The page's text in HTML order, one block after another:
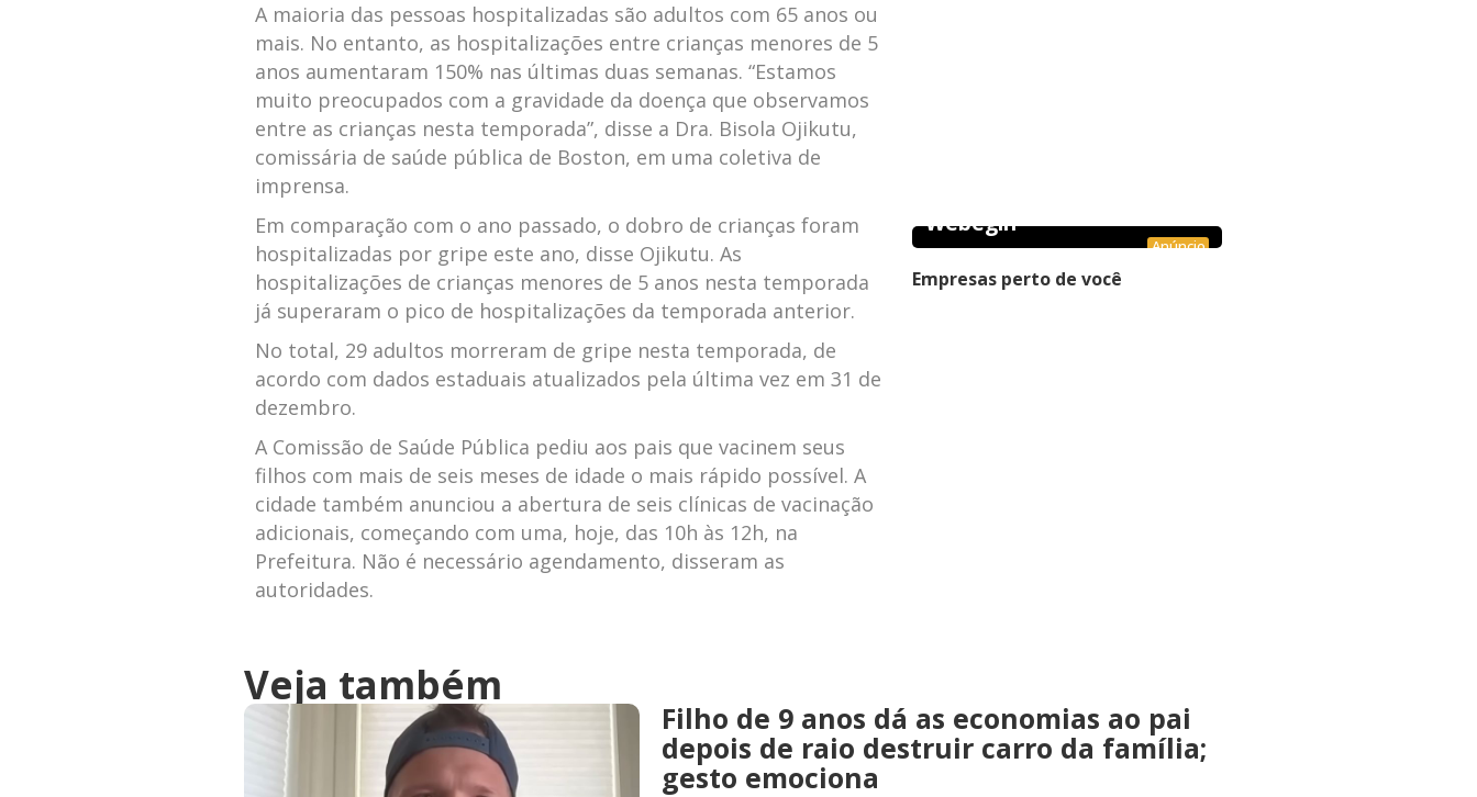
A maioria das pessoas hospitalizadas são adultos com 65 anos ou
mais. No entanto, as hospitalizações entre crianças menores de 5
anos aumentaram 150% nas últimas duas semanas. “Estamos
muito preocupados com a gravidade da doença que observamos
entre as crianças nesta temporada”, disse a Dra. Bisola Ojikutu,
comissária de saúde pública de Boston, em uma coletiva de
imprensa.
Em comparação com o ano passado, o dobro de crianças foram
hospitalizadas por gripe este ano, disse Ojikutu. As
hospitalizações de crianças menores de 5 anos nesta temporada
já superaram o pico de hospitalizações da temporada anterior.
No total, 29 adultos morreram de gripe nesta temporada, de
acordo com dados estaduais atualizados pela última vez em 31 de
dezembro.
A Comissão de Saúde Pública pediu aos pais que vacinem seus
filhos com mais de seis meses de idade o mais rápido possível. A
cidade também anunciou a abertura de seis clínicas de vacinação
adicionais, começando com uma, hoje, das 10h às 12h, na
Prefeitura. Não é necessário agendamento, disseram as
autoridades.
Anúncio
Webegin
Empresas perto de você
Veja também
Filho de 9 anos dá as economias ao pai
depois de raio destruir carro da família;
gesto emociona